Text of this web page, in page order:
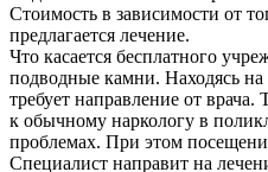
Стоимость в зависимости от
предлагается лечение.
Что касается бесплатного
подводные камни. Находясь на
требует направление от
к обычному наркологу в
проблемах. При этом
Специалист направит на